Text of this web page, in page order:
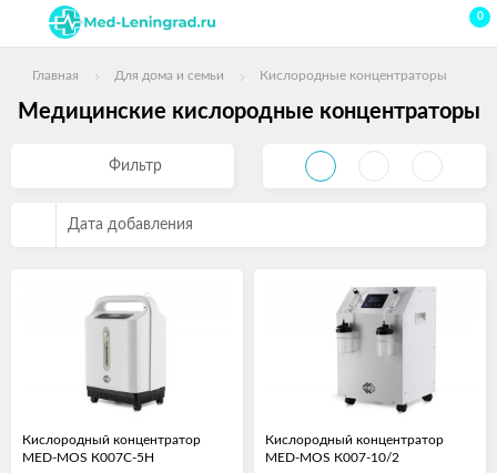
0
Главная Для дома и семьи Кислородные концентраторы
Медицинские кислородные концентраторы
Фильтр
Дата добавления
Кислородный концентратор
MED-MOS К007С-5Н
Кислородный концентратор
MED-MOS К007-10/2